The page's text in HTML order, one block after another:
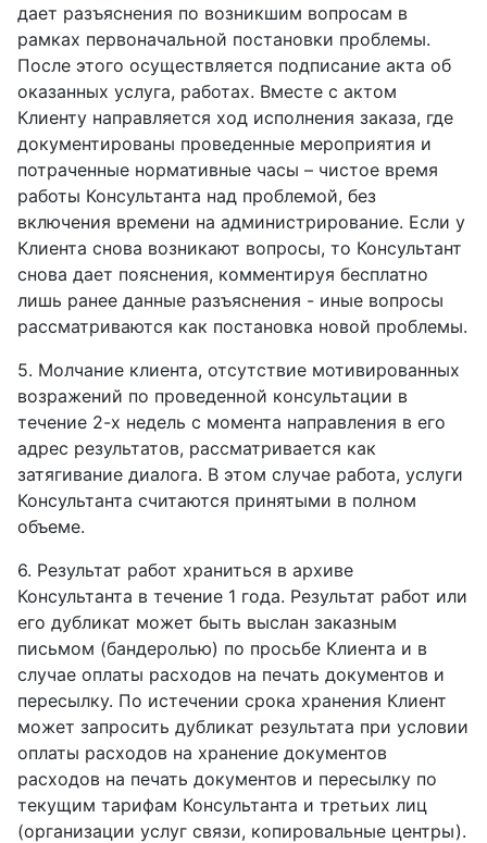
дает разъяснения по возникшим вопросам в
рамках первоначальной постановки проблемы.
После этого осуществляется подписание акта об
оказанных услуга, работах. Вместе с актом
Клиенту направляется ход исполнения заказа, где
документированы проведенные мероприятия и
потраченные нормативные часы – чистое время
работы Консультанта над проблемой, без
включения времени на администрирование. Если у
Клиента снова возникают вопросы, то Консультант
снова дает пояснения, комментируя бесплатно
лишь ранее данные разъяснения - иные вопросы
рассматриваются как постановка новой проблемы.
5. Молчание клиента, отсутствие мотивированных
возражений по проведенной консультации в
течение 2-х недель с момента направления в его
адрес результатов, рассматривается как
затягивание диалога. В этом случае работа, услуги
Консультанта считаются принятыми в полном
объеме.
6. Результат работ храниться в архиве
Консультанта в течение 1 года. Результат работ или
его дубликат может быть выслан заказным
письмом (бандеролью) по просьбе Клиента и в
случае оплаты расходов на печать документов и
пересылку. По истечении срока хранения Клиент
может запросить дубликат результата при условии
оплаты расходов на хранение документов
расходов на печать документов и пересылку по
текущим тарифам Консультанта и третьих лиц
(организации услуг связи, копировальные центры).